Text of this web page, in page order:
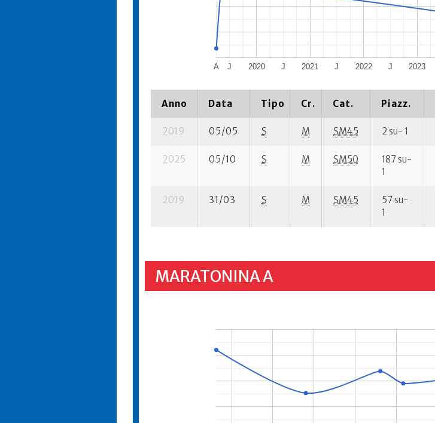
2020 2021 2022 2023
A J J J J
Anno Data Tipo Cr. Cat. Piazz.
2019 05/05 S M SM45 2 su- 1
2025 05/10 S M SM50
187 su-
1
2019 31/03 S M SM45
57 su-
1
MARATONINA A